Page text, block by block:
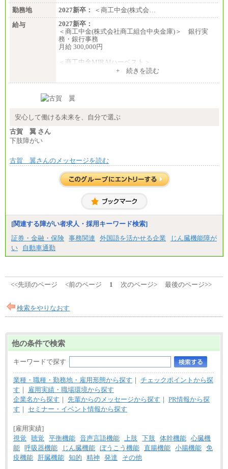
勤務地
2027新卒：
＜商工中金(株式会…
給与
2027新卒：
＜商工中金(株式会社商工組合中央金庫)＞ 銀行実
務・銀行事務
月給 300,000円
＜商工中金MIRAIハーベスト＞
+ 続きを読む
安心して働ける未来を、自分で選ぶ
古賀 翼 さん
下肢障がい
古賀 翼さんのメッセージを読む
[関連する障がい者求人・採用キーワード検索]
証券・金融・保険 事務関連 外国語を活かせる企業
じん臓機能障が
い
自動車通勤
<<先頭のページ <前のページ 1 次のページ> 最後のページ>>
検索をやりなおす
他の条件で検索
キーワードで探す
業種・職種・勤務地・雇用形態から探す ｜ チェックポイントから探
す ｜
雇用実績・職場環境から探す
企業名から探す ｜ 先輩からのメッセージから探す ｜ PR情報から探
す ｜ セミナー・イベント情報から探す
[雇用実績]
視覚
聴覚 平衡機能 音声言語機能 上肢 下肢 体幹機能 心臓機
能 呼吸器機能 じん臓機能 ぼうこう機能 直腸機能 小腸機能 免
疫機能
肝臓機能 知的 精神 発達 その他